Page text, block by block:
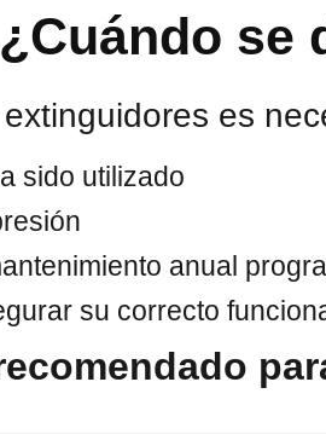
¿Cuándo se
es
sido utilizado
anual
su correcto